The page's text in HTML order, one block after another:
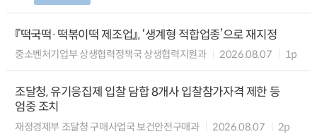
『떡국떡·떡볶이떡 제조업』, ‘생계형 적합업종’으로 재지정
중소벤처기업부 상생협력정책국 상생협력지원과 2026.08.07 1p
조달청, 유기응집제 입찰 담합 8개사 입찰참가자격 제한 등
엄중 조치
재정경제부 조달청 구매사업국 보건안전구매과 2026.08.07 2p